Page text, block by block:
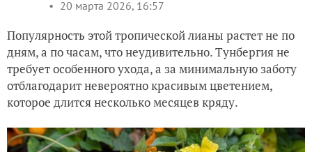
20 марта 2026, 16:57
Популярность этой тропической лианы растет не по
дням, а по часам, что неудивительно. Тунбергия не
требует особенного ухода, а за минимальную заботу
отблагодарит невероятно красивым цветением,
которое длится несколько месяцев кряду.